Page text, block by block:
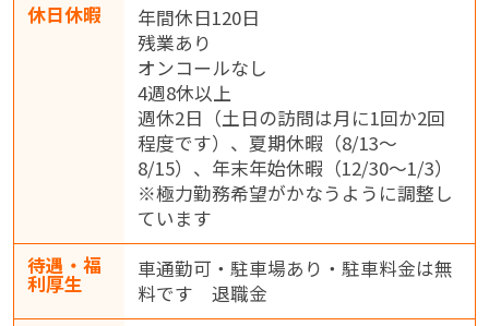
休日休暇
年間休日120日
残業あり
オンコールなし
4週8休以上
週休2日（土日の訪問は月に1回か2回
程度です）、夏期休暇（8/13～
8/15）、年末年始休暇（12/30～1/3）
※極力勤務希望がかなうように調整し
ています
待遇・福
利厚生
車通勤可・駐車場あり・駐車料金は無
料です 退職金